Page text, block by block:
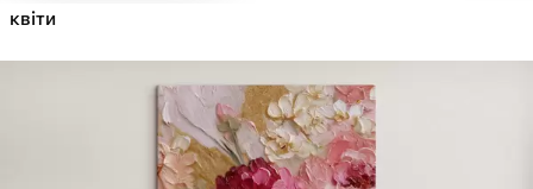
квіти